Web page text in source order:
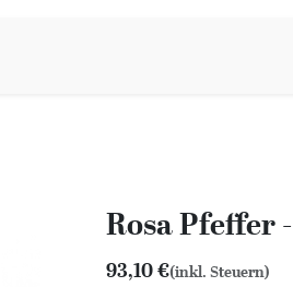
Rosa Pfeffer
93,10€(inkl. Steuern)